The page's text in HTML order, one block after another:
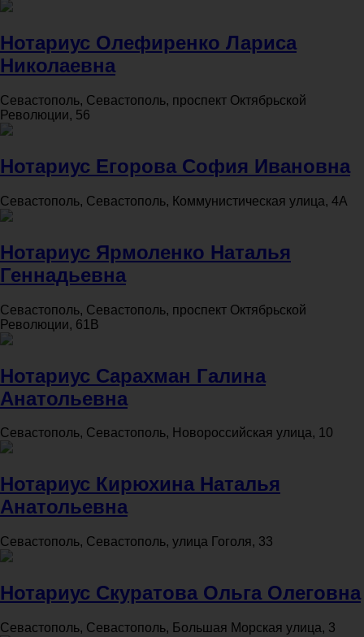
Нотариус Олефиренко Лариса
Николаевна
Севастополь, Севастополь, проспект Октябрьской
Революции, 56
Нотариус Егорова София Ивановна
Севастополь, Севастополь, Коммунистическая улица, 4А
Нотариус Ярмоленко Наталья
Геннадьевна
Севастополь, Севастополь, проспект Октябрьской
Революции, 61В
Нотариус Сарахман Галина
Анатольевна
Севастополь, Севастополь, Новороссийская улица, 10
Нотариус Кирюхина Наталья
Анатольевна
Севастополь, Севастополь, улица Гоголя, 33
Нотариус Скуратова Ольга Олеговна
Севастополь, Севастополь, Большая Морская улица, 3